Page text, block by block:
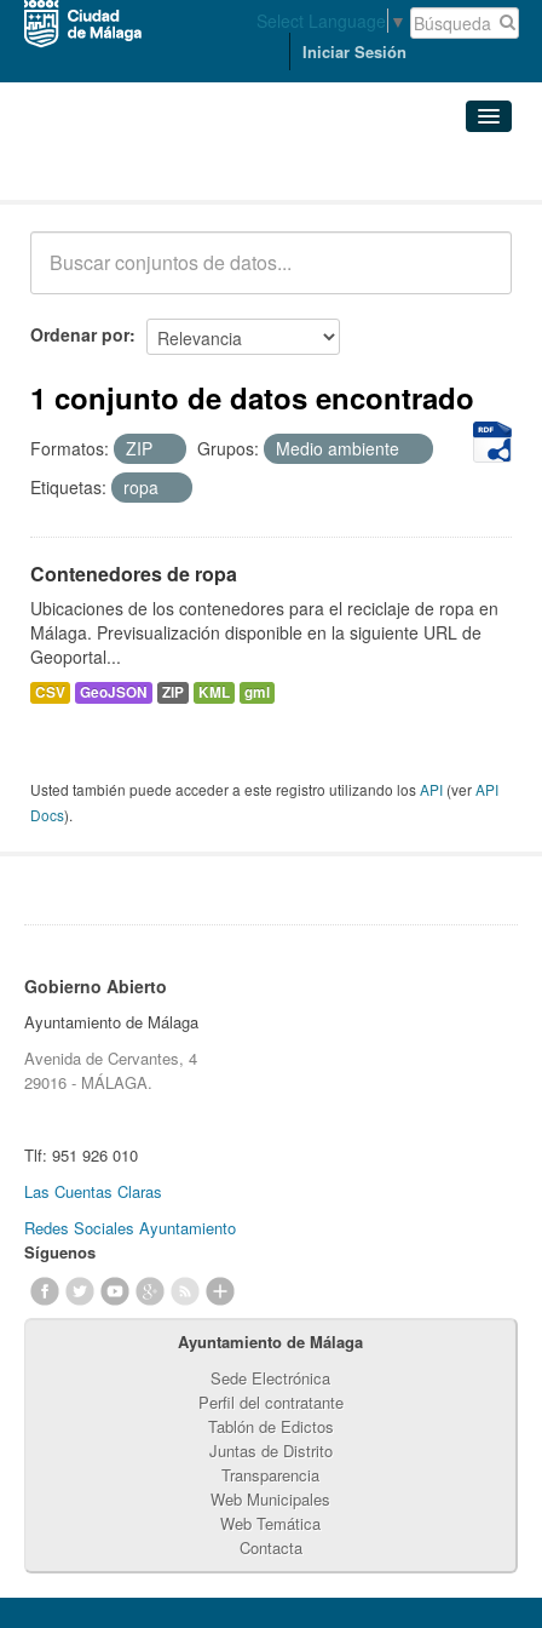
Select Language ▼
Iniciar Sesión
Acerca de
Ordenar por
1 conjunto de datos encontrado
Formatos: ZIP Grupos:
Medio ambiente
Etiquetas:
ropa
Contenedores de ropa
Ubicaciones de los contenedores para el reciclaje de ropa en
Málaga. Previsualización disponible en la siguiente URL de
Geoportal...
CSV GeoJSON ZIP KML gml
Usted también puede acceder a este registro utilizando losAPI (verAPI
Docs).
Gobierno Abierto
Ayuntamiento de Málaga
Avenida de Cervantes, 4
29016 - MÁLAGA.
Tlf: 951 926 010
Las Cuentas Claras
Redes Sociales Ayuntamiento
Síguenos
Ayuntamiento de Málaga
Sede Electrónica
Perfil del contratante
Tablón de Edictos
Juntas de Distrito
Transparencia
Web Municipales
Web Temática
Contacta